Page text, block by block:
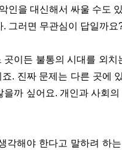
인을 대신해서 싸울 수도
그러면 무관심이 답일까요
이든 불통의 시대를 외치
. 진짜 문제는 다른 곳에
까 싶어요. 개인과 사회
각해야 한다고 말하려 하